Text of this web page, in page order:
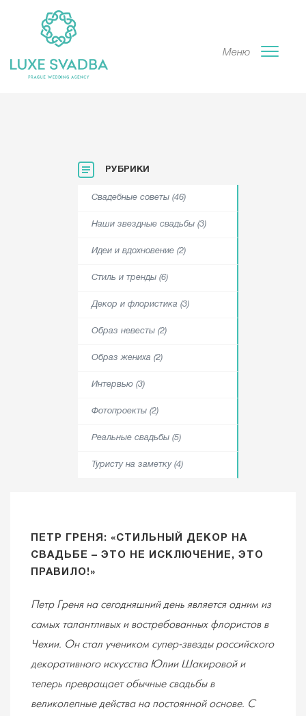
Меню
РУБРИКИ
Свадебные советы (46)
Наши звездные свадьбы (3)
Идеи и вдохновение (2)
Стиль и тренды (6)
Декор и флористика (3)
Образ невесты (2)
Образ жениха (2)
Интервью (3)
Фотопроекты (2)
Реальные свадьбы (5)
Туристу на заметку (4)
ПЕТР ГРЕНЯ: «СТИЛЬНЫЙ ДЕКОР НА
СВАДЬБЕ – ЭТО НЕ ИСКЛЮЧЕНИЕ, ЭТО
ПРАВИЛО!»
Петр Греня на сегодняшний день является одним из
самых талантливых и востребованных флористов в
Чехии. Он стал учеником супер-звезды российского
декоративного искусства Юлии Шакировой и
теперь превращает обычные свадьбы в
великолепные действа на постоянной основе. С